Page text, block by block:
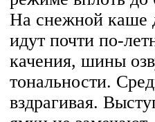
На снежной каше
идут почти по-
качения, шины
тональности.
вздрагивая.